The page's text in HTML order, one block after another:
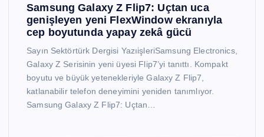
Samsung Galaxy Z Flip7: Uçtan uca
genişleyen yeni FlexWindow ekranıyla
cep boyutunda yapay zekâ gücü
Sayın Sektörtürk Dergisi YazıişleriSamsung Electronics,
Galaxy Z Serisinin yeni üyesi Flip7’yi tanıttı. Kompakt
boyutu ve büyük yetenekleriyle Galaxy Z Flip7,
katlanabilir telefon deneyimini yeniden tanımlıyor.
Samsung Galaxy Z Flip7: Uçtan…